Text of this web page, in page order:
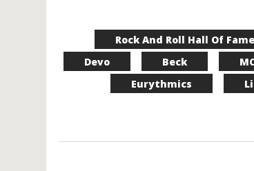
Rock And Roll Hall Of Fame
Devo
Beck
Eurythmics